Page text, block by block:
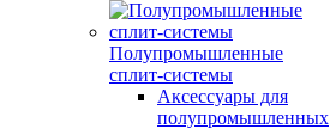
Полупромышленные
сплит-системы
Аксессуары для
полупромышленных